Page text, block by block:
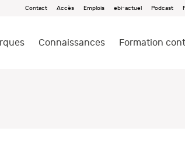
Contact Accès Emplois ebi-actuel Podcast
Connaissances Formation